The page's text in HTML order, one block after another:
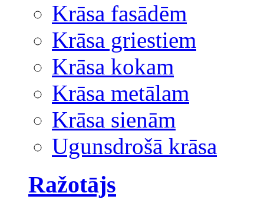
Krāsa fasādēm
Krāsa griestiem
Krāsa kokam
Krāsa metālam
Krāsa sienām
Ugunsdrošā krāsa
Ražotājs